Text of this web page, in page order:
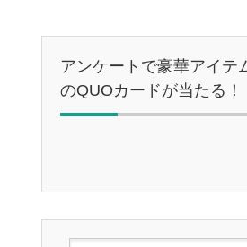
アンケートで豪華アイテ
のQUOカードが当たる！